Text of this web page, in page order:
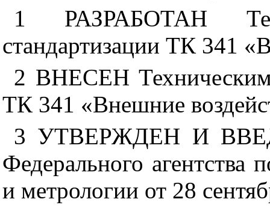
1 РАЗРАБОТАН
стандартизации ТК 341
2 ВНЕСЕН Техническим
ТК 341 «Внешние
3 УТВЕРЖДЕН И
Федерального агентства
и метрологии от 28